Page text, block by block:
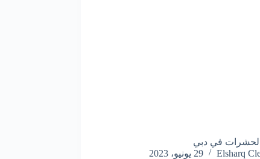
في دبي
Elsharq
29 يونيو، 2023